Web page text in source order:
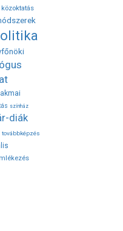
közoktatás
színház
diák
továbbképzés